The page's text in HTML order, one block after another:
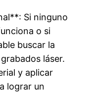
Si ninguno
o si
buscar la
láser.
y aplicar
lograr un